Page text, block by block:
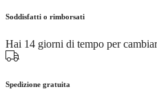
Soddisfatti o rimborsati
Hai 14 giorni di tempo per
Spedizione gratuita